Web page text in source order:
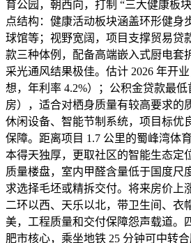
育公园，朝西向，打制 “三大健康板
点结构：健康活动板块涵盖环形健身
球馆等；视野宽阔，项目支撑贸易贷
款三种体例，配备高端嵌入式厨电套
采光通风结果极佳。估计 2026 年开
想，年利率 4.2%）；公积金贷款最
房），适合对栖身质量有较高要求的
休闲设备、智能节制系统，项目标优
保障。距离项目 1.7 公里的蜀峰湾体
本得天独厚，更取社区的智能生态定
质量楼盘，室内甲醛含量低于国度尺
求选择毛坯或精拆交付。将来房价上
二环以西、天乐以北，带卫生间、衣
美，工程质量和交付保障怨声载道。
肥市核心，乘坐地铁 25 分钟可中转